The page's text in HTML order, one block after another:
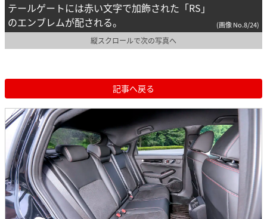
テールゲートには赤い文字で加飾された「RS」
のエンブレムが配される。
(画像 No.8/24)
縦スクロールで次の写真へ
記事へ戻る